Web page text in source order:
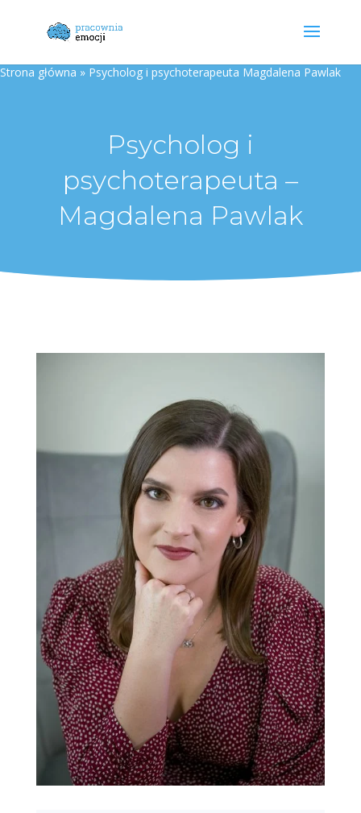
Strona główna » Psycholog i psychoterapeuta Magdalena Pawlak
Psycholog i
psychoterapeuta –
Magdalena Pawlak